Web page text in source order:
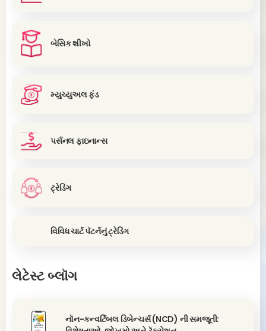
બેસિક શીખો
મ્યુચ્યુઅલ ફંડ
પર્સનલ ફાઇનાન્સ
ટ્રેડિંગ
વિવિધ ચાર્ટ પૅટર્નનું ટ્રેડિંગ
લેટેસ્ટ બ્લૉગ
નૉન-કન્વર્ટિબલ ડિબેન્ચર્સ (NCD) ની સમજૂતી: